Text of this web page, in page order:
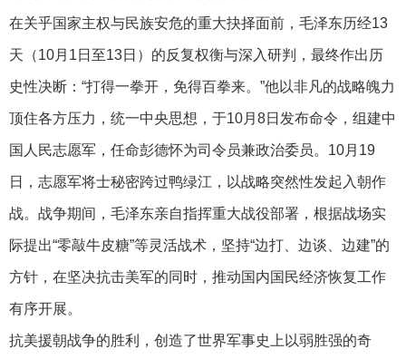
在关乎国家主权与民族安危的重大抉择面前，毛泽东历经13
天（10月1日至13日）的反复权衡与深入研判，最终作出历
史性决断：“打得一拳开，免得百拳来。”他以非凡的战略魄力
顶住各方压力，统一中央思想，于10月8日发布命令，组建中
国人民志愿军，任命彭德怀为司令员兼政治委员。10月19
日，志愿军将士秘密跨过鸭绿江，以战略突然性发起入朝作
战。战争期间，毛泽东亲自指挥重大战役部署，根据战场实
际提出“零敲牛皮糖”等灵活战术，坚持“边打、边谈、边建”的
方针，在坚决抗击美军的同时，推动国内国民经济恢复工作
有序开展。
抗美援朝战争的胜利，创造了世界军事史上以弱胜强的奇